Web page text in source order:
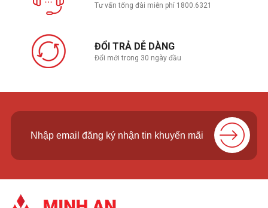
Tư vấn tổng đài miễn phí 1800.6321
ĐỔI TRẢ DỄ DÀNG
Đổi mới trong 30 ngày đầu